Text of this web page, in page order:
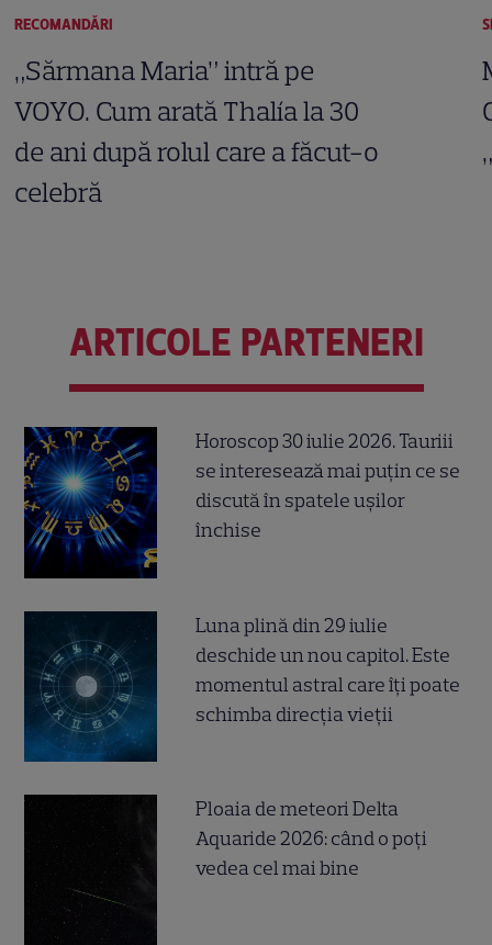
RECOMANDĂRI
„Sărmana Maria” intră pe
VOYO. Cum arată Thalía la 30
de ani după rolul care a făcut-o
celebră
ARTICOLE PARTENERI
Horoscop 30 iulie 2026. Tauriii
se interesează mai puțin ce se
discută în spatele ușilor
închise
Luna plină din 29 iulie
deschide un nou capitol. Este
momentul astral care îți poate
schimba direcția vieții
Ploaia de meteori Delta
Aquaride 2026: când o poți
vedea cel mai bine